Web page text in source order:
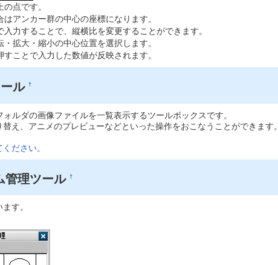
点です。
アンカー群の中心の座標になります。
力することで、縦横比を変更することができます。
拡大・縮小の中心位置を選択します。
ことで入力した数値が反映されます。
ール†
ルダの画像ファイルを一覧表示するツールボックスです。
え、アニメのプレビューなどといった操作をおこなうことができます。
ださい。
管理ツール †
す。